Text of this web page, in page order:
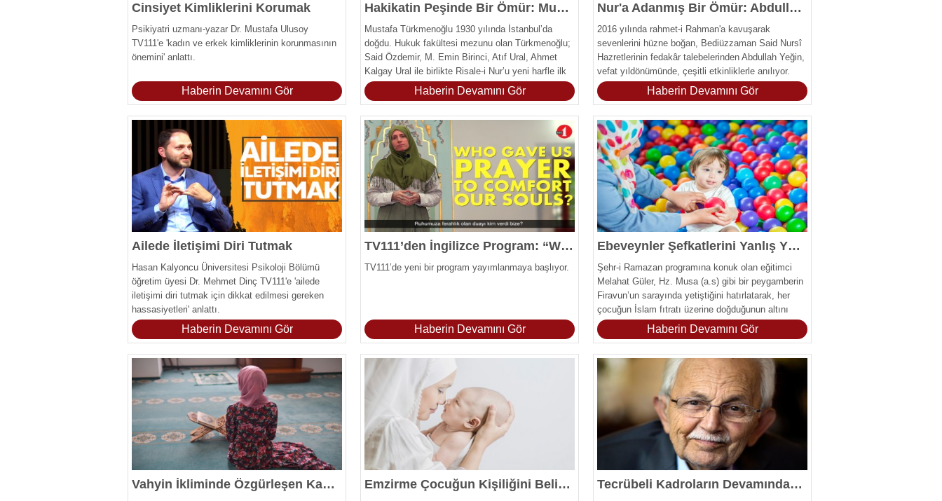
Cinsiyet Kimliklerini Korumak
Psikiyatri uzmanı-yazar Dr. Mustafa Ulusoy
TV111'e 'kadın ve erkek kimliklerinin korunmasının
önemini' anlattı.
Haberin Devamını Gör
Hakikatin Peşinde Bir Ömür: Mustafa Türkmenoğlu
Mustafa Türkmenoğlu 1930 yılında İstanbul’da
doğdu. Hukuk fakültesi mezunu olan Türkmenoğlu;
Said Özdemir, M. Emin Birinci, Atıf Ural, Ahmet
Kalgay Ural ile birlikte Risale-i Nur’u yeni harfle ilk
defa (1956/Ankara) matbaada bastıranlardandır.
Haberin Devamını Gör
Nur'a Adanmış Bir Ömür: Abdullah Yeğin
2016 yılında rahmet-i Rahman'a kavuşarak
sevenlerini hüzne boğan, Bediüzzaman Said Nursî
Hazretlerinin fedakâr talebelerinden Abdullah Yeğin,
vefat yıldönümünde, çeşitli etkinliklerle anılıyor.
Haberin Devamını Gör
Ailede İletişimi Diri Tutmak
Hasan Kalyoncu Üniversitesi Psikoloji Bölümü
öğretim üyesi Dr. Mehmet Dinç TV111'e 'ailede
iletişimi diri tutmak için dikkat edilmesi gereken
hassasiyetleri' anlattı.
Haberin Devamını Gör
TV111’den İngilizce Program: “What’s the Truth”
TV111’de yeni bir program yayımlanmaya başlıyor.
Haberin Devamını Gör
Ebeveynler Şefkatlerini Yanlış Yönde Kullanıyor
Şehr-i Ramazan programına konuk olan eğitimci
Melahat Güler, Hz. Musa (a.s) gibi bir peygamberin
Firavun’un sarayında yetiştiğini hatırlatarak, her
çocuğun İslam fıtratı üzerine doğduğunun altını
çizdi.
Haberin Devamını Gör
Vahyin İkliminde Özgürleşen Kadın: Hz. Meryem Emzirme Çocuğun Kişiliğini Belirler Tecrübeli Kadroların Devamından Yanayım